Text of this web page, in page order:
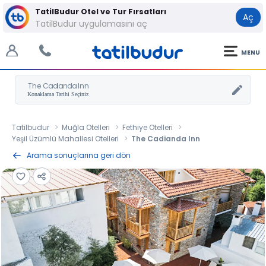
TatilBudur Otel ve Tur Fırsatları
TatilBudur uygulamasını aç
Aç
MENU
The Cadianda Inn
Tatilbudur Muğla Otelleri
Fethiye Otelleri
Yeşil Üzümlü Mahallesi Otelleri
The Cadianda Inn
Arama sonuçlarına geri dön